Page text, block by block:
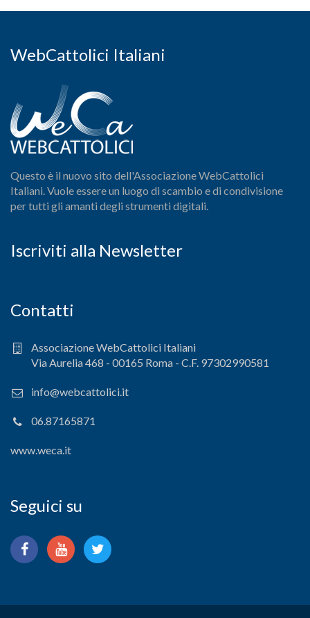
WebCattolici Italiani
Questo è il nuovo sito dell'Associazione WebCattolici
Italiani. Vuole essere un luogo di scambio e di condivisione
per tutti gli amanti degli strumenti digitali.
Iscriviti alla Newsletter
Contatti
Associazione WebCattolici Italiani
Via Aurelia 468 - 00165 Roma - C.F. 97302990581
info@webcattolici.it
06.87165871
www.weca.it
Seguici su